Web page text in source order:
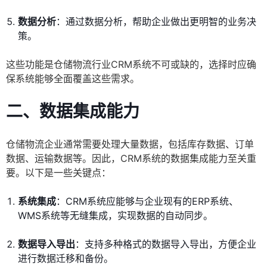
数据分析：通过数据分析，帮助企业做出更明智的业务决
策。
这些功能是仓储物流行业CRM系统不可或缺的，选择时应确
保系统能够全面覆盖这些需求。
二、数据集成能力
仓储物流企业通常需要处理大量数据，包括库存数据、订单
数据、运输数据等。因此，CRM系统的数据集成能力至关重
要。以下是一些关键点：
系统集成：CRM系统应能够与企业现有的ERP系统、
WMS系统等无缝集成，实现数据的自动同步。
数据导入导出 ：支持多种格式的数据导入导出，方便企业
进行数据迁移和备份。